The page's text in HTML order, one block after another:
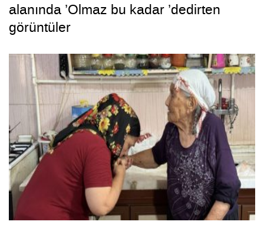
alanında ’Olmaz bu kadar ’dedirten
görüntüler